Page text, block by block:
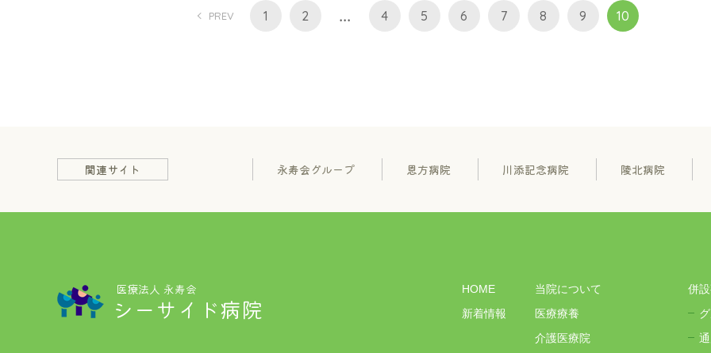
PREV 1 2 ... 4 5 6 7 8 9 10
関連サイト 永寿会グループ 恩方病院 川添記念病院 陵北病院
医療法人 永寿会
シーサイド病院
HOME
新着情報
当院について
医療療養
介護医療院
併